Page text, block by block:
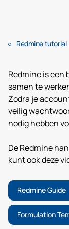
Redmine tutorial
Redmine is een
samen te
Zodra je
veilig
nodig hebben
De Redmine
kunt ook deze
Redmine Guide
Formulation